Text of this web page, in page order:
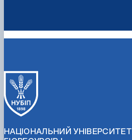
НАЦІОНАЛЬНИЙ УНІВЕРСИТЕТ